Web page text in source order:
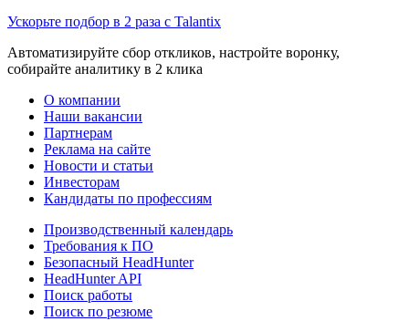
Ускорьте подбор в 2 раза с Talantix
Автоматизируйте сбор откликов, настройте воронку,
собирайте аналитику в 2 клика
О компании
Наши вакансии
Партнерам
Реклама на сайте
Новости и статьи
Инвесторам
Кандидаты по профессиям
Производственный календарь
Требования к ПО
Безопасный HeadHunter
HeadHunter API
Поиск работы
Поиск по резюме